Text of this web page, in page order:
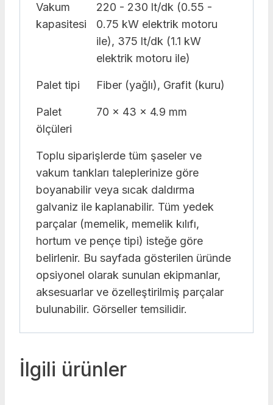
Vakum
kapasitesi
220 - 230 lt/dk (0.55 -
0.75 kW elektrik motoru
ile), 375 lt/dk (1.1 kW
elektrik motoru ile)
Palet tipi Fiber (yağlı), Grafit (kuru)
Palet
ölçüleri
70 x 43 x 4.9 mm
Toplu siparişlerde tüm şaseler ve
vakum tankları taleplerinize göre
boyanabilir veya sıcak daldırma
galvaniz ile kaplanabilir. Tüm yedek
parçalar (memelik, memelik kılıfı,
hortum ve pençe tipi) isteğe göre
belirlenir. Bu sayfada gösterilen üründe
opsiyonel olarak sunulan ekipmanlar,
aksesuarlar ve özelleştirilmiş parçalar
bulunabilir. Görseller temsilidir.
İlgili ürünler